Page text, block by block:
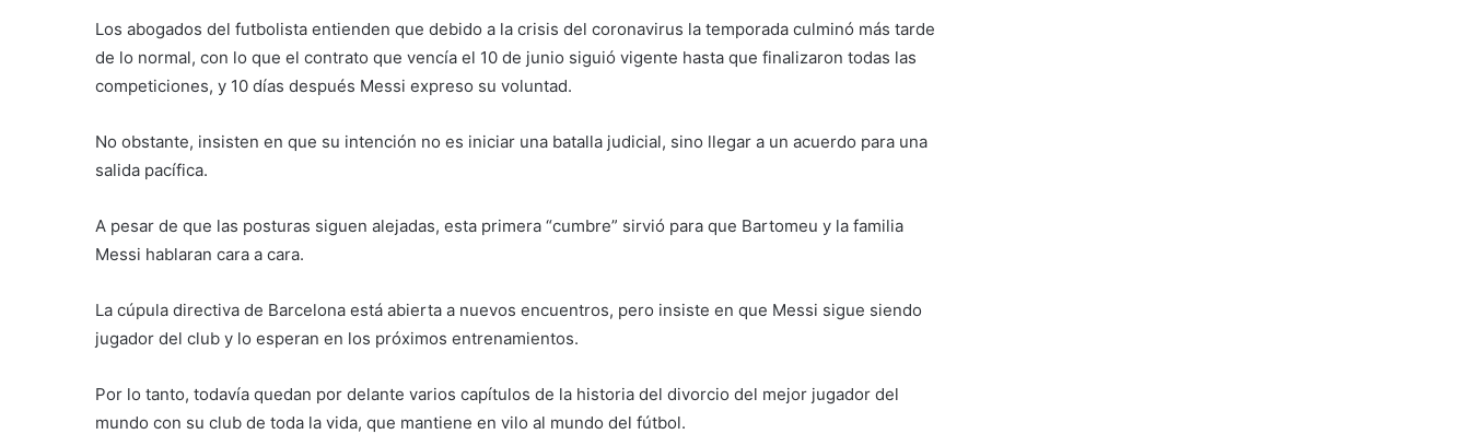
Los abogados del futbolista entienden que debido a la crisis del coronavirus la temporada culminó más tarde
de lo normal, con lo que el contrato que vencía el 10 de junio siguió vigente hasta que finalizaron todas las
competiciones, y 10 días después Messi expreso su voluntad.
No obstante, insisten en que su intención no es iniciar una batalla judicial, sino llegar a un acuerdo para una
salida pacífica.
A pesar de que las posturas siguen alejadas, esta primera “cumbre” sirvió para que Bartomeu y la familia
Messi hablaran cara a cara.
La cúpula directiva de Barcelona está abierta a nuevos encuentros, pero insiste en que Messi sigue siendo
jugador del club y lo esperan en los próximos entrenamientos.
Por lo tanto, todavía quedan por delante varios capítulos de la historia del divorcio del mejor jugador del
mundo con su club de toda la vida, que mantiene en vilo al mundo del fútbol.